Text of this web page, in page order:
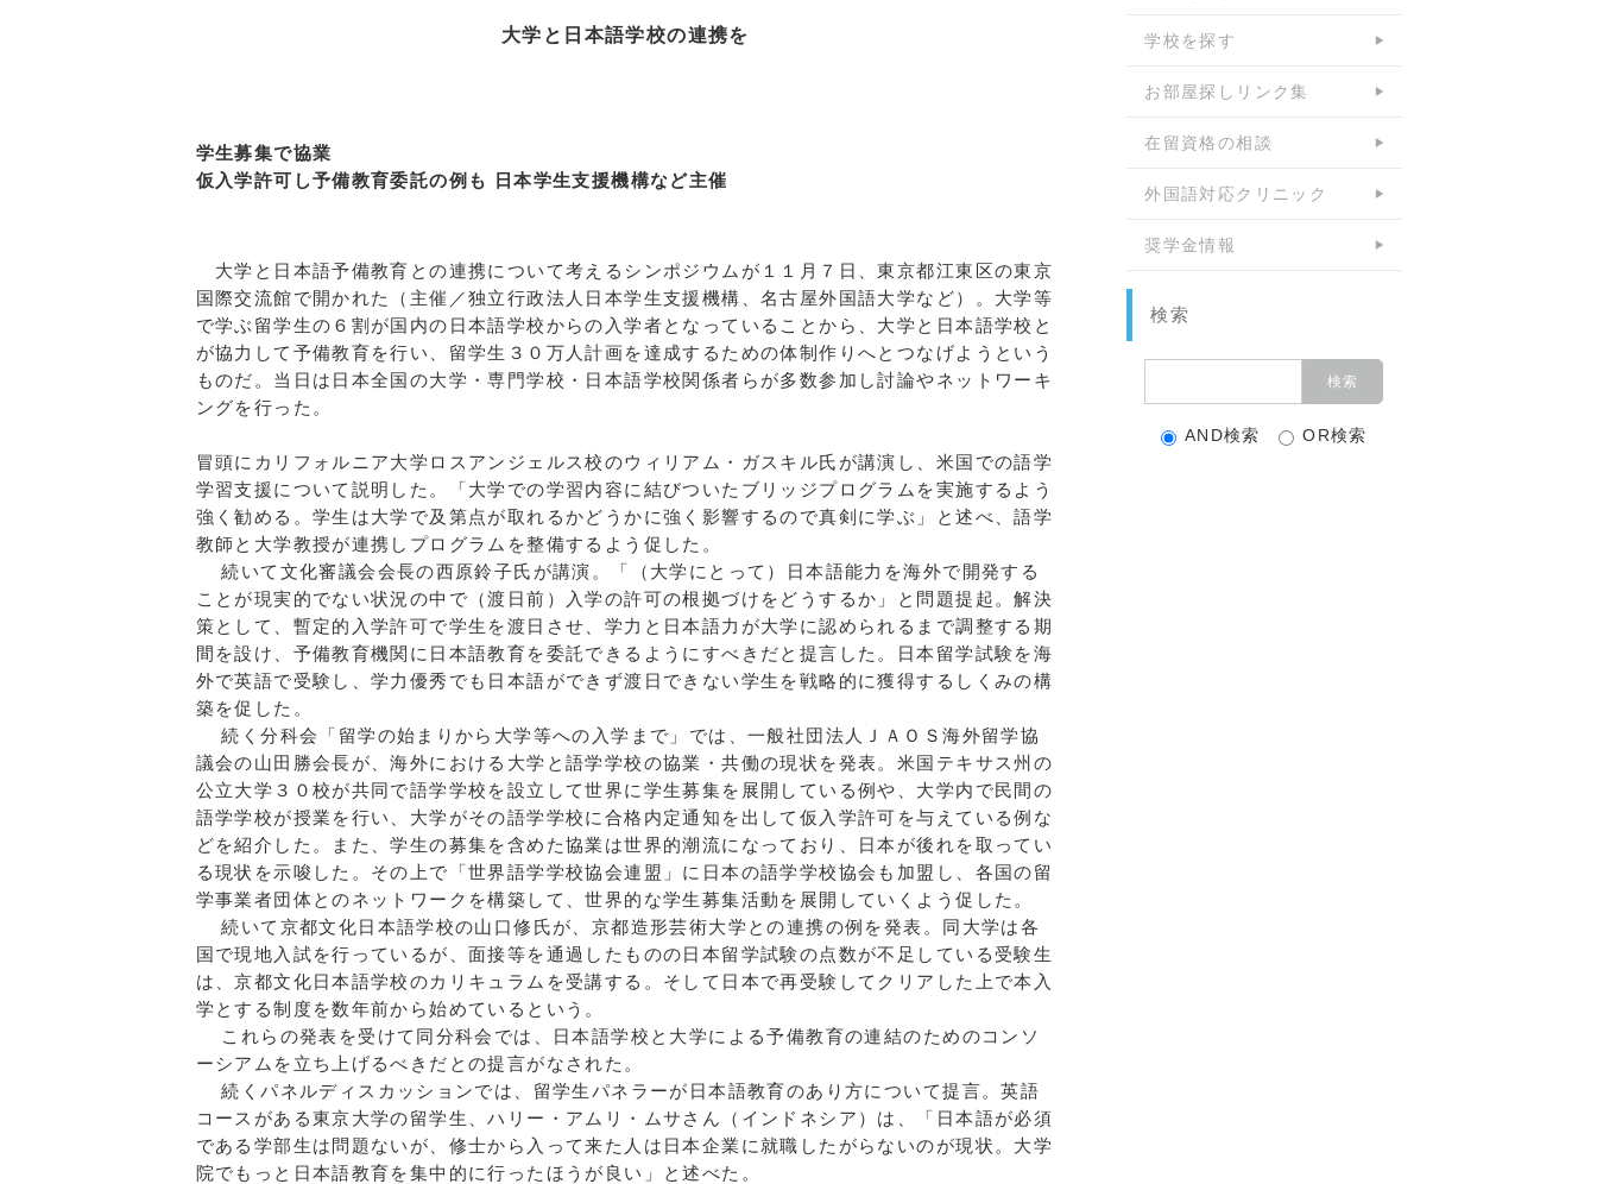
大学と日本語学校の連携を
学生募集で協業
仮入学許可し予備教育委託の例も 日本学生支援機構など主催
大学と日本語予備教育との連携について考えるシンポジウムが１１月７日、東京都江東区の東京
国際交流館で開かれた（主催／独立行政法人日本学生支援機構、名古屋外国語大学など）。大学等
で学ぶ留学生の６割が国内の日本語学校からの入学者となっていることから、大学と日本語学校と
が協力して予備教育を行い、留学生３０万人計画を達成するための体制作りへとつなげようという
ものだ。当日は日本全国の大学・専門学校・日本語学校関係者らが多数参加し討論やネットワーキ
ングを行った。
冒頭にカリフォルニア大学ロスアンジェルス校のウィリアム・ガスキル氏が講演し、米国での語学
学習支援について説明した。「大学での学習内容に結びついたブリッジプログラムを実施するよう
強く勧める。学生は大学で及第点が取れるかどうかに強く影響するので真剣に学ぶ」と述べ、語学
教師と大学教授が連携しプログラムを整備するよう促した。
続いて文化審議会会長の西原鈴子氏が講演。「（大学にとって）日本語能力を海外で開発する
ことが現実的でない状況の中で（渡日前）入学の許可の根拠づけをどうするか」と問題提起。解決
策として、暫定的入学許可で学生を渡日させ、学力と日本語力が大学に認められるまで調整する期
間を設け、予備教育機関に日本語教育を委託できるようにすべきだと提言した。日本留学試験を海
外で英語で受験し、学力優秀でも日本語ができず渡日できない学生を戦略的に獲得するしくみの構
築を促した。
続く分科会「留学の始まりから大学等への入学まで」では、一般社団法人ＪＡＯＳ海外留学協
議会の山田勝会長が、海外における大学と語学学校の協業・共働の現状を発表。米国テキサス州の
公立大学３０校が共同で語学学校を設立して世界に学生募集を展開している例や、大学内で民間の
語学学校が授業を行い、大学がその語学学校に合格内定通知を出して仮入学許可を与えている例な
どを紹介した。また、学生の募集を含めた協業は世界的潮流になっており、日本が後れを取ってい
る現状を示唆した。その上で「世界語学学校協会連盟」に日本の語学学校協会も加盟し、各国の留
学事業者団体とのネットワークを構築して、世界的な学生募集活動を展開していくよう促した。
続いて京都文化日本語学校の山口修氏が、京都造形芸術大学との連携の例を発表。同大学は各
国で現地入試を行っているが、面接等を通過したものの日本留学試験の点数が不足している受験生
は、京都文化日本語学校のカリキュラムを受講する。そして日本で再受験してクリアした上で本入
学とする制度を数年前から始めているという。
これらの発表を受けて同分科会では、日本語学校と大学による予備教育の連結のためのコンソ
ーシアムを立ち上げるべきだとの提言がなされた。
続くパネルディスカッションでは、留学生パネラーが日本語教育のあり方について提言。英語
コースがある東京大学の留学生、ハリー・アムリ・ムサさん（インドネシア）は、「日本語が必須
である学部生は問題ないが、修士から入って来た人は日本企業に就職したがらないのが現状。大学
院でもっと日本語教育を集中的に行ったほうが良い」と述べた。
学校を探す
お部屋探しリンク集
在留資格の相談
外国語対応クリニック
奨学金情報
検索
AND検索 OR検索